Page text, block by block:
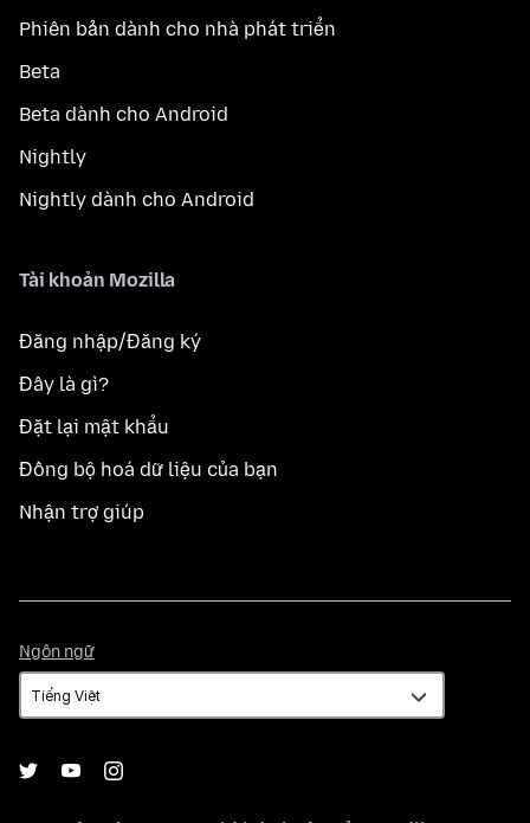
Phiên bản dành cho nhà phát triển
Beta
Beta dành cho Android
Nightly
Nightly dành cho Android
Tài khoản Mozilla
Đăng nhập/Đăng ký
Đây là gì?
Đặt lại mật khẩu
Đồng bộ hoá dữ liệu của bạn
Nhận trợ giúp
Ngôn ngữ
ngữ